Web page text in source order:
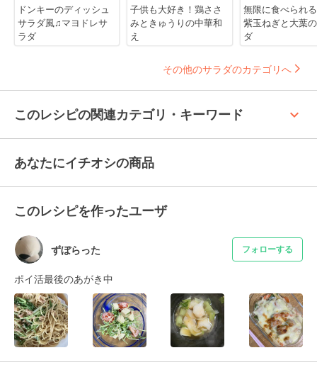
ドンキーのディッシュ
サラダ風♫マヨドレサ
ラダ
子供も大好き！鶏ささ
みときゅうりの中華和
え
無限に食べられ
紫玉ねぎと大葉
ダ
その他のサラダのカテゴリへ
このレシピの関連カテゴリ・キーワード keyboard_arrow_up
あなたにイチオシの商品
このレシピを作ったユーザ
ずぼらった フォローする
ポイ活最後のあがき中